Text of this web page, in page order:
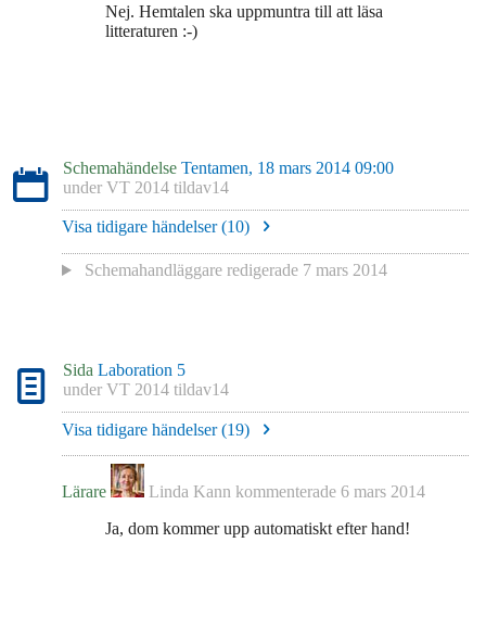
Nej. Hemtalen ska uppmuntra till att läsa
litteraturen :-)
Schemahändelse Tentamen, 18 mars 2014 09:00
under VT 2014 tildav14
Visa tidigare händelser (10)
Schemahandläggare redigerade 7 mars 2014
Sida Laboration 5
under VT 2014 tildav14
Visa tidigare händelser (19)
Lärare Linda Kann kommenterade 6 mars 2014
Ja, dom kommer upp automatiskt efter hand!